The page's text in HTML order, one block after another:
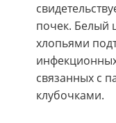
почек. Белый
хлопьями
связанных с
клубочками.